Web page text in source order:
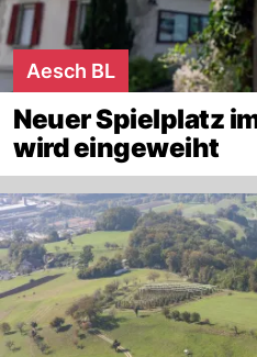
Aesch BL
Neuer Spielplatz
wird eingeweiht